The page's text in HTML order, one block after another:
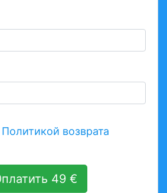
Политикой возврата
49 €